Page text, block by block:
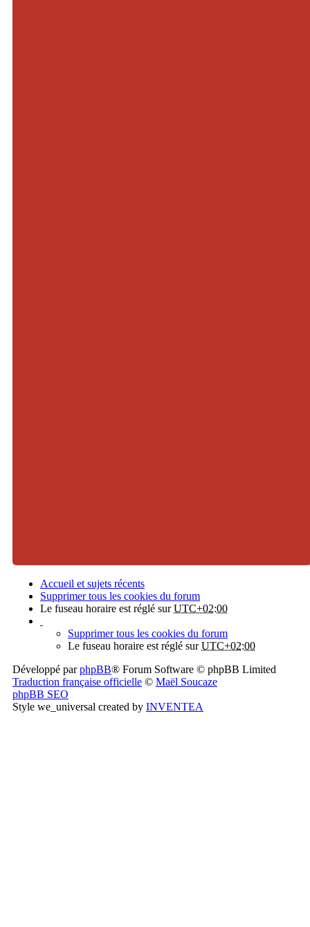
Accueil et sujets récents
Supprimer tous les cookies du forum
Le fuseau horaire est réglé surUTC+02:00
Supprimer tous les cookies du forum
Le fuseau horaire est réglé surUTC+02:00
Développé parphpBB® Forum Software © phpBB Limited
Traduction française officielle © Maël Soucaze
phpBB SEO
Style we_universal created by INVENTEA